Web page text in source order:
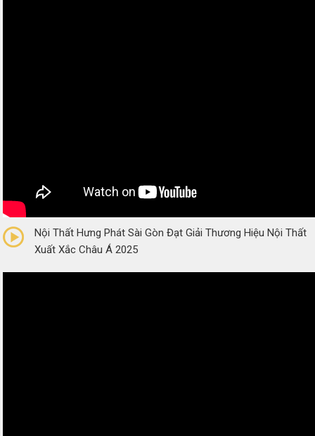
(0 Reviews)
Nội Thất Hưng Phát Sài Gòn Đạt Giải Thương Hiệu Nội Thất
Xuất Xắc Châu Á 2025